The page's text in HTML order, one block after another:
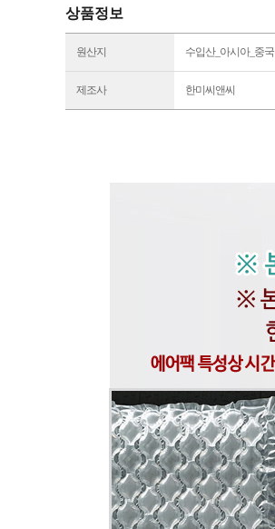
상품정보
원산지 수입산_아시아_중국
제조사 한미씨앤씨